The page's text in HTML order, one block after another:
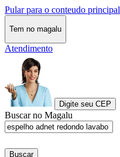
Pular para o conteudo principal
Tem no magalu
Atendimento
Digite seu CEP
Buscar no Magalu
Buscar